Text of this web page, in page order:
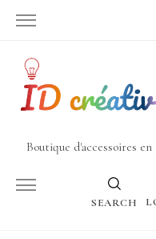
Boutique d'accessoires
SEARCH